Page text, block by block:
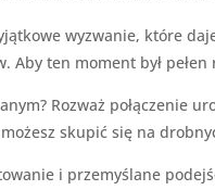
wyzwanie, które
ten moment był
Rozważ połączenie
skupić się na
i przemyślane